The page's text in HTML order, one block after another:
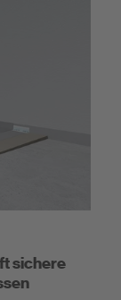
sichere